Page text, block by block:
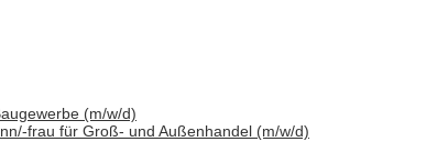
(m/w/d)
frau für Groß- und Außenhandel (m/w/d)